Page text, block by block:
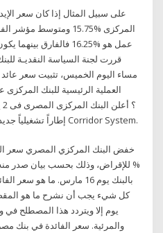
على سبيل المثال إذا كان سعر
قررت لجنة السياسة النقديـة
مساء اليوم الخميس، تثبيت سعر عائد
إطاراً تشغيلياً جديداً لتنفيذ السياسة النقدية يتمثل في Corridor System.
% للإقراض، وذلك بحسب بيان صدر منه
بالبنك يوم 16 مارس. ما هو
كل شيء يجب أن نشرح ما هو
يوم إلا ويتردد هذا المصطلح في
والمرئية. سعر الفائدة في بنك